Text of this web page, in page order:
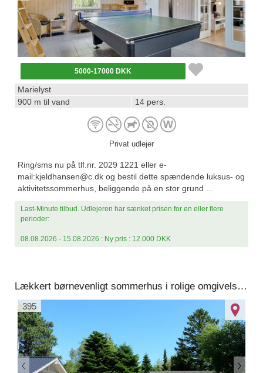
5000-17000 DKK
Marielyst
900 m til vand
14 pers.
Privat udlejer
Ring/sms nu på tlf.nr. 2029 1221 eller e-
mail:kjeldhansen@c.dk og bestil dette spændende luksus- og
aktivitetssommerhus, beliggende på en stor grund ...
Last-Minute tilbud. Udlejeren har sænket prisen for en eller flere
perioder:
08.08.2026 - 15.08.2026 : Ny pris : 12.000 DKK
Lækkert børnevenligt sommerhus i rolige omgivelser, 300 m til vandet af lille stisystem.
395